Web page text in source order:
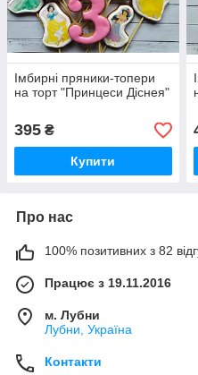
Імбирні пряники-топери
на торт "Принцеси Діснея"
395 ₴
Купити
Про нас
100% позитивних з 82
Працює з 19.11.2016
м. Лубни
Лубни, Україна
Контакти